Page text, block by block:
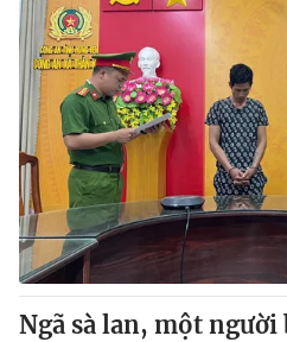
Ngã sà lan, một người